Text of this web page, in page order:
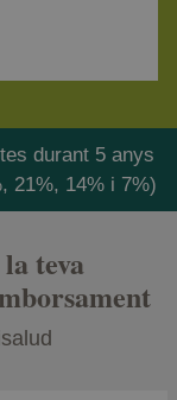
durant 5 anys
21%, 14% i 7%)
teva